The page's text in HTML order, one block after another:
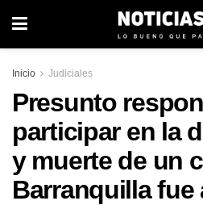
Inicio Judiciales
Presunto
participar en la
y muerte de un
Barranquilla fue